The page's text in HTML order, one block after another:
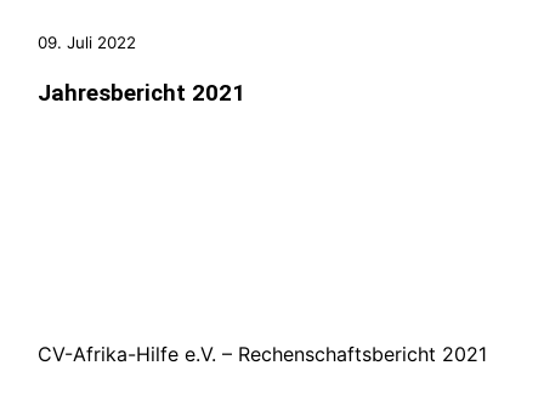
09. Juli 2022
Jahresbericht 2021
CV-Afrika-Hilfe e.V. – Rechenschaftsbericht 2021